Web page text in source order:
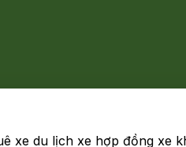
xe du lịch xe hợp đồng xe